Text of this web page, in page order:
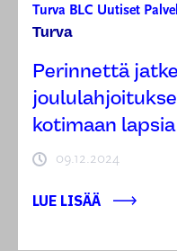
Turva BLC Uutiset
Turva
Perinnettä
kotimaan lapsia
09.12.2024
LUE LISÄÄ